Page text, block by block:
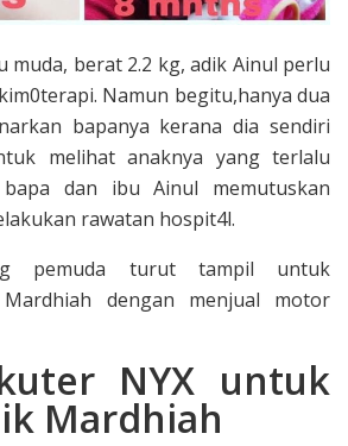
muda, berat 2.2 kg, adik Ainul perlu
Namun begitu,hanya dua
bapanya kerana dia sendiri
melihat anaknya yang terlalu
bapa dan ibu Ainul memutuskan
rawatan hospit4l.
pemuda turut tampil untuk
dengan menjual motor
NYX untuk
Mardhiah